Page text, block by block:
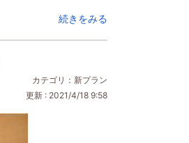
続きをみる
カテゴリ：新プラン
更新 : 2021/4/18 9:58